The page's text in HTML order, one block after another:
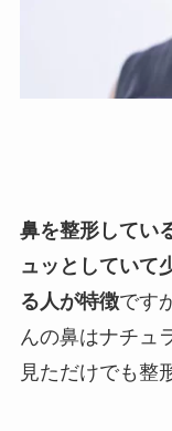
鼻を整形してい
ュッとしていて
る人が特徴です
んの鼻はナチュ
見ただけでも整